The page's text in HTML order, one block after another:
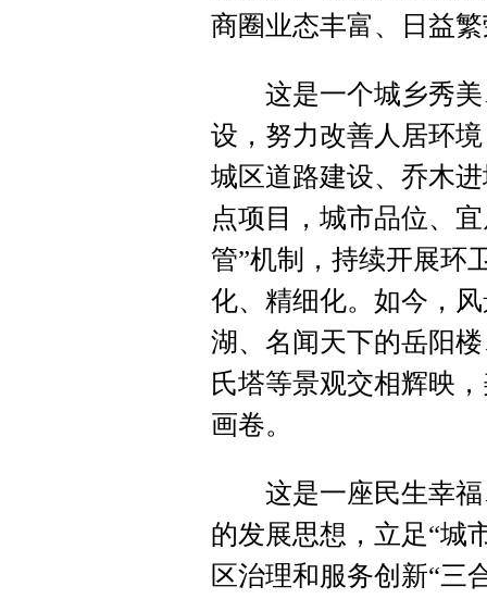
商圈业态丰富、日益
这是一个城乡秀美
设，努力改善人居环
城区道路建设、乔木
点项目，城市品位、
管”机制，持续开展环
化、精细化。如今，
湖、名闻天下的岳阳
氏塔等景观交相辉映
画卷。
这是一座民生幸福
的发展思想，立足“城
区治理和服务创新“三